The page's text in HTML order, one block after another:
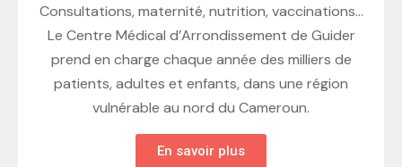
Consultations, maternité, nutrition, vaccinations…
Le Centre Médical d’Arrondissement de Guider
prend en charge chaque année des milliers de
patients, adultes et enfants, dans une région
vulnérable au nord du Cameroun.
En savoir plus